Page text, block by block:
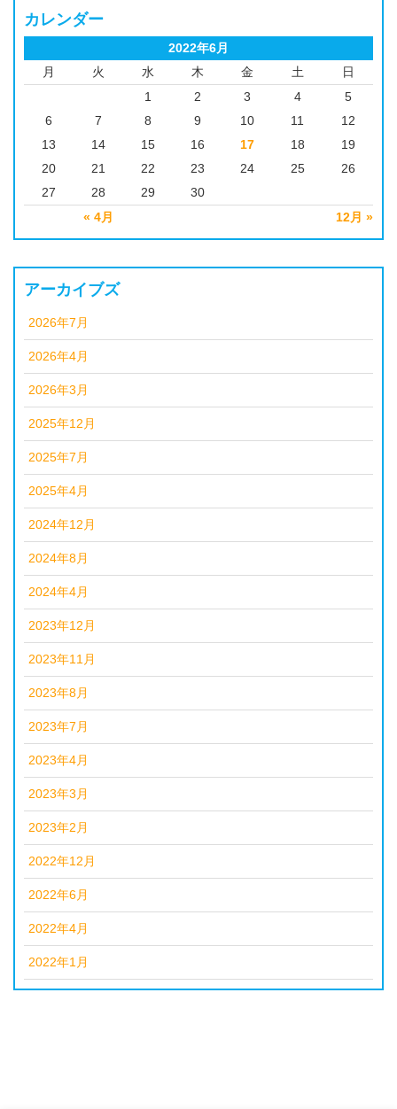
カレンダー
2022年6月
月
火 水 木 金 土 日
« 4月 12月 »
1 2 3 4
5
6
7 8 9 10 11
12
13
14 15 16 17 18
19
20
21 22 23 24 25
26
27
28 29 30
アーカイブズ
2026年7月
2026年4月
2026年3月
2025年12月
2025年7月
2025年4月
2024年12月
2024年8月
2024年4月
2023年12月
2023年11月
2023年8月
2023年7月
2023年4月
2023年3月
2023年2月
2022年12月
2022年6月
2022年4月
2022年1月